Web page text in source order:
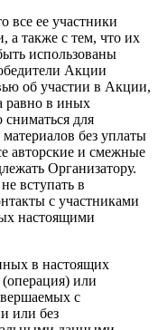
все ее участники
а также с тем, что их
использованы
Акции
об участии в Акции,
равно в иных
для
без уплаты
авторские и смежные
Организатору.
вступать в
с участниками
настоящими
в настоящих
или
с
или без